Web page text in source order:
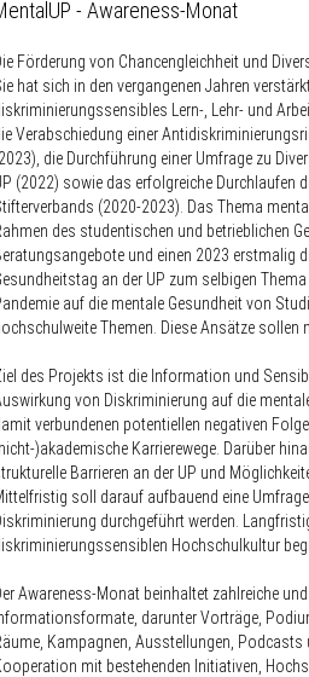
- Awareness-Monat
Förderung von Chancengleichheit und
hat sich in den vergangenen Jahren
Lern-, Lehr- und
Verabschiedung einer
die Durchführung einer Umfrage zu
(2022) sowie das erfolgreiche Durchlaufen
(2020-2023). Das Thema
des studentischen und betrieblichen
und einen 2023 erstmalig
an der UP zum selbigen
auf die mentale Gesundheit von
Themen. Diese Ansätze sollen
des Projekts ist die Information und
von Diskriminierung auf die
verbundenen potentiellen negativen
)akademische Karrierewege. Darüber
Barrieren an der UP und
soll darauf aufbauend eine
durchgeführt werden.
Hochschulkultur
Awareness-Monat beinhaltet zahlreiche
darunter Vorträge,
Kampagnen, Ausstellungen,
mit bestehenden Initiativen,